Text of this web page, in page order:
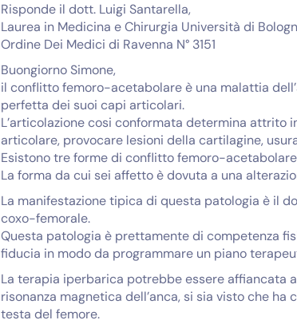
Risponde il dott. Luigi Santarella,
Laurea in Medicina e Chirurgia Università di
Ordine Dei Medici di Ravenna N° 3151
Buongiorno Simone,
il conflitto femoro-acetabolare è una malattia
perfetta dei suoi capi articolari.
L’articolazione cosi conformata determina attrito
articolare, provocare lesioni della cartilagine,
Esistono tre forme di conflitto femoro-
La forma da cui sei affetto è dovuta a una
La manifestazione tipica di questa patologia è il
coxo-femorale.
Questa patologia è prettamente di competenza
fiducia in modo da programmare un piano
La terapia iperbarica potrebbe essere affiancata
risonanza magnetica dell’anca, si sia visto che
testa del femore.